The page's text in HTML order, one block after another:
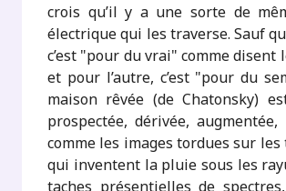
crois qu’il y a une sorte de
électrique qui les traverse. Sauf
c’est "pour du vrai" comme disent
et pour l’autre, c’est "pour du
maison rêvée (de Chatonsky)
prospectée, dérivée, augmentée,
comme les images tordues sur
qui inventent la pluie sous les
taches présentielles de